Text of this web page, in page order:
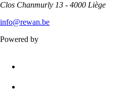
Clos Chanmurly 13 - 4000 Liège
info@rewan.be
Powered by